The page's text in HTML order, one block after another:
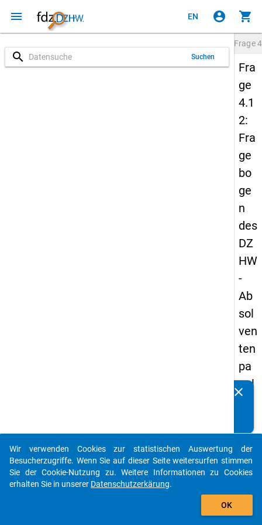
menu EN account_circle shopping_cart
search Suchen
Frage
Fra
ge
4.1
2:
Fra
ge
bo
ge
n
des
DZ
HW
-
Ab
sol
ven
ten
pa
nel
05
-
zw
clear
auto_stories
add_shopping_cart
Wir verwenden Cookies zur statistischen Auswertung der
Besucherzugriffe. Wenn Sie auf dieser Seite weitersurfen stimmen
Sie der Cookie-Nutzung zu. Weitere Informationen zu Cookies
erhalten Sie in unserer Datenschutzerkärung.
OK